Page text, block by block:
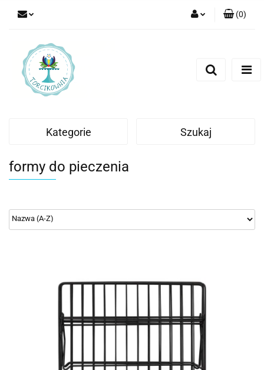
(0)
Kategorie Szukaj
formy do pieczenia